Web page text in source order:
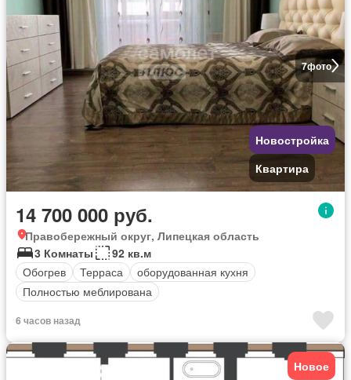
7фото
Новостройка
Квартира
14 700 000 руб.
Правобережный округ, Липецкая область
3 Комнаты
92 кв.м
Обогрев
Терраса
оборудованная кухня
Полностью меблирована
6 часов назад
Новое